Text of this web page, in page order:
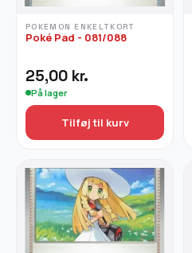
POKEMON ENKELTKORT
Poké Pad - 081/088
25,00 kr.
På lager
Tilføj til kurv